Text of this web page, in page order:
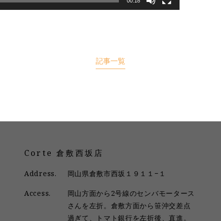
記事一覧
Corte 倉敷西坂店
Address. 岡山県倉敷市西坂１９１１−１
Access.
岡山方面から2号線のセンバモータース
さんを左折。倉敷方面から笹沖交差点
過ぎて、トマト銀行を左折後、直進。